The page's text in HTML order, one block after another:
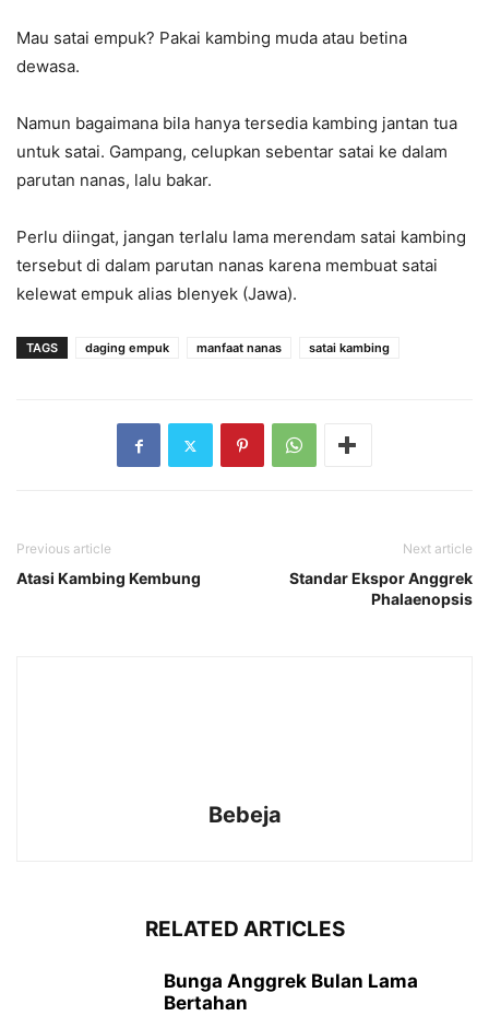
Mau satai empuk? Pakai kambing muda atau betina
dewasa.
Namun bagaimana bila hanya tersedia kambing jantan tua
untuk satai. Gampang, celupkan sebentar satai ke dalam
parutan nanas, lalu bakar.
Perlu diingat, jangan terlalu lama merendam satai kambing
tersebut di dalam parutan nanas karena membuat satai
kelewat empuk alias blenyek (Jawa).
TAGS daging empuk manfaat nanas satai kambing
Previous article
Atasi Kambing Kembung
Next article
Standar Ekspor Anggrek
Phalaenopsis
Bebeja
RELATED ARTICLES
Bunga Anggrek Bulan Lama
Bertahan